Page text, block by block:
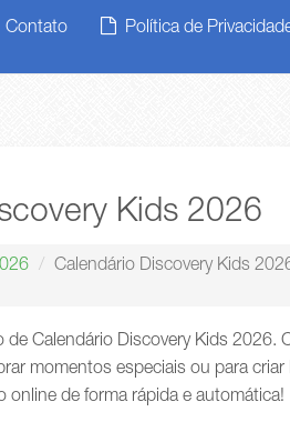
Contato Política de
Kids 2026
Calendário Discovery Kids
Calendário Discovery Kids 2026.
momentos especiais ou para criar
online de forma rápida e automática!